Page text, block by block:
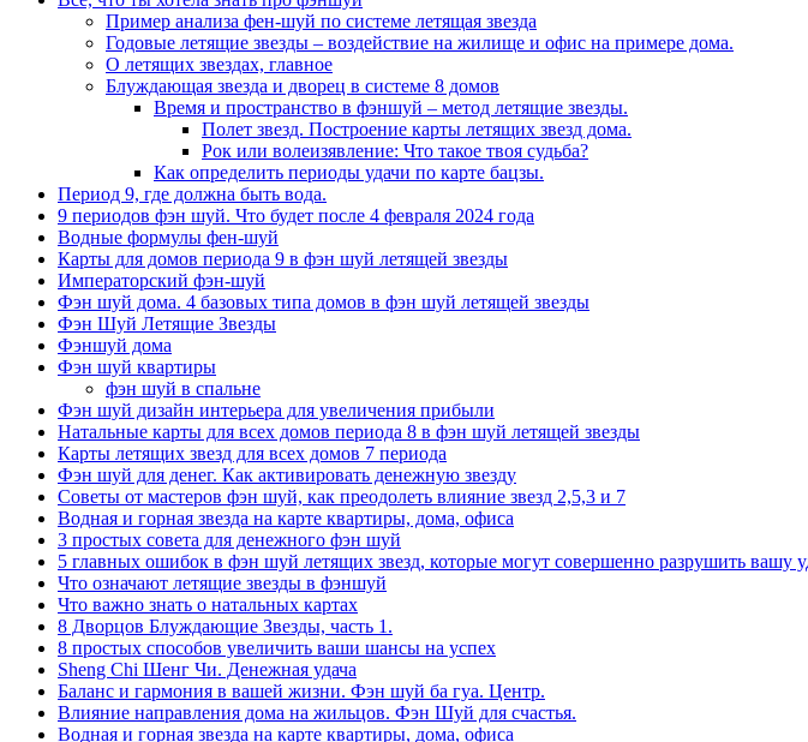
Пример анализа фен-шуй по системе летящая звезда
Годовые летящие звезды – воздействие на жилище и офис на примере дома.
О летящих звездах, главное
Блуждающая звезда и дворец в системе 8 домов
Время и пространство в фэншуй – метод летящие звезды.
Полет звезд. Построение карты летящих звезд дома.
Рок или волеизявление: Что такое твоя судьба?
Как определить периоды удачи по карте бацзы.
Период 9, где должна быть вода.
9 периодов фэн шуй. Что будет после 4 февраля 2024 года
Водные формулы фен-шуй
Карты для домов периода 9 в фэн шуй летящей звезды
Императорский фэн-шуй
Фэн шуй дома. 4 базовых типа домов в фэн шуй летящей звезды
Фэн Шуй Летящие Звезды
Фэншуй дома
Фэн шуй квартиры
фэн шуй в спальне
Фэн шуй дизайн интерьера для увеличения прибыли
Натальные карты для всех домов периода 8 в фэн шуй летящей звезды
Карты летящих звезд для всех домов 7 периода
Фэн шуй для денег. Как активировать денежную звезду
Советы от мастеров фэн шуй, как преодолеть влияние звезд 2,5,3 и 7
Водная и горная звезда на карте квартиры, дома, офиса
3 простых совета для денежного фэн шуй
5 главных ошибок в фэн шуй летящих звезд, которые могут совершенно разрушить вашу
Что означают летящие звезды в фэншуй
Что важно знать о натальных картах
8 Дворцов Блуждающие Звезды, часть 1.
8 простых способов увеличить ваши шансы на успех
Sheng Chi Шенг Чи. Денежная удача
Баланс и гармония в вашей жизни. Фэн шуй ба гуа. Центр.
Влияние направления дома на жильцов. Фэн Шуй для счастья.
Водная и горная звезда на карте квартиры, дома, офиса